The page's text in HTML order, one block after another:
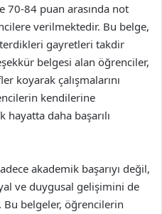
70-84 puan arasında not
verilmektedir. Bu belge,
gayretleri takdir
belgesi alan öğrenciler,
koyarak çalışmalarını
kendilerine
daha başarılı
akademik başarıyı değil,
ve duygusal gelişimini de
Bu belgeler, öğrencilerin